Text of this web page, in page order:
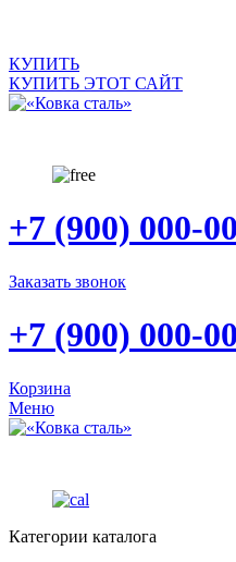
КУПИТЬ
КУПИТЬ ЭТОТ САЙТ
+7 (900) 000-
Заказать звонок
+7 (900) 000-
Корзина
Меню
Категории каталога